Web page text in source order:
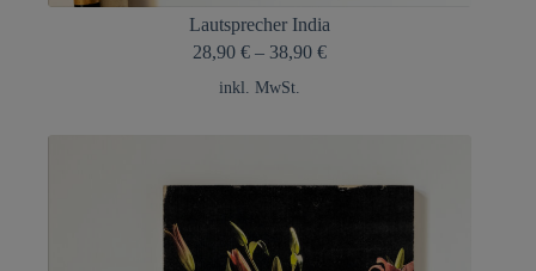
Lautsprecher India
28,90€ – 38,90€
inkl. MwSt.